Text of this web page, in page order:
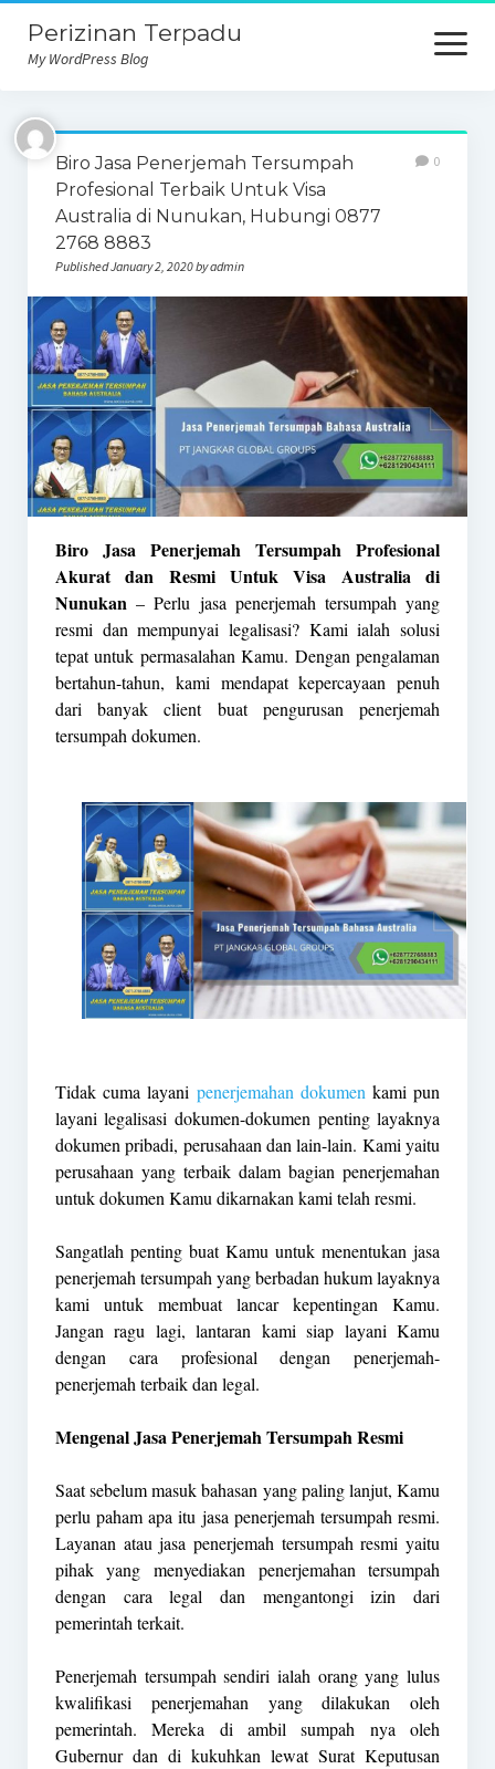
Perizinan Terpadu
My WordPress Blog
open
menu
Biro Jasa Penerjemah Tersumpah
Profesional Terbaik Untuk Visa
Australia di Nunukan, Hubungi 0877
2768 8883
Published January 2, 2020 by admin
0
Biro Jasa Penerjemah Tersumpah Profesional
Akurat dan Resmi Untuk Visa Australia di
Nunukan – Perlu jasa penerjemah tersumpah yang
resmi dan mempunyai legalisasi? Kami ialah solusi
tepat untuk permasalahan Kamu. Dengan pengalaman
bertahun-tahun, kami mendapat kepercayaan penuh
dari banyak client buat pengurusan penerjemah
tersumpah dokumen.
Tidak cuma layani penerjemahan dokumen kami pun
layani legalisasi dokumen-dokumen penting layaknya
dokumen pribadi, perusahaan dan lain-lain. Kami yaitu
perusahaan yang terbaik dalam bagian penerjemahan
untuk dokumen Kamu dikarnakan kami telah resmi.
Sangatlah penting buat Kamu untuk menentukan jasa
penerjemah tersumpah yang berbadan hukum layaknya
kami untuk membuat lancar kepentingan Kamu.
Jangan ragu lagi, lantaran kami siap layani Kamu
dengan cara profesional dengan penerjemah-
penerjemah terbaik dan legal.
Mengenal Jasa Penerjemah Tersumpah Resmi
Saat sebelum masuk bahasan yang paling lanjut, Kamu
perlu paham apa itu jasa penerjemah tersumpah resmi.
Layanan atau jasa penerjemah tersumpah resmi yaitu
pihak yang menyediakan penerjemahan tersumpah
dengan cara legal dan mengantongi izin dari
pemerintah terkait.
Penerjemah tersumpah sendiri ialah orang yang lulus
kwalifikasi penerjemahan yang dilakukan oleh
pemerintah. Mereka di ambil sumpah nya oleh
Gubernur dan di kukuhkan lewat Surat Keputusan